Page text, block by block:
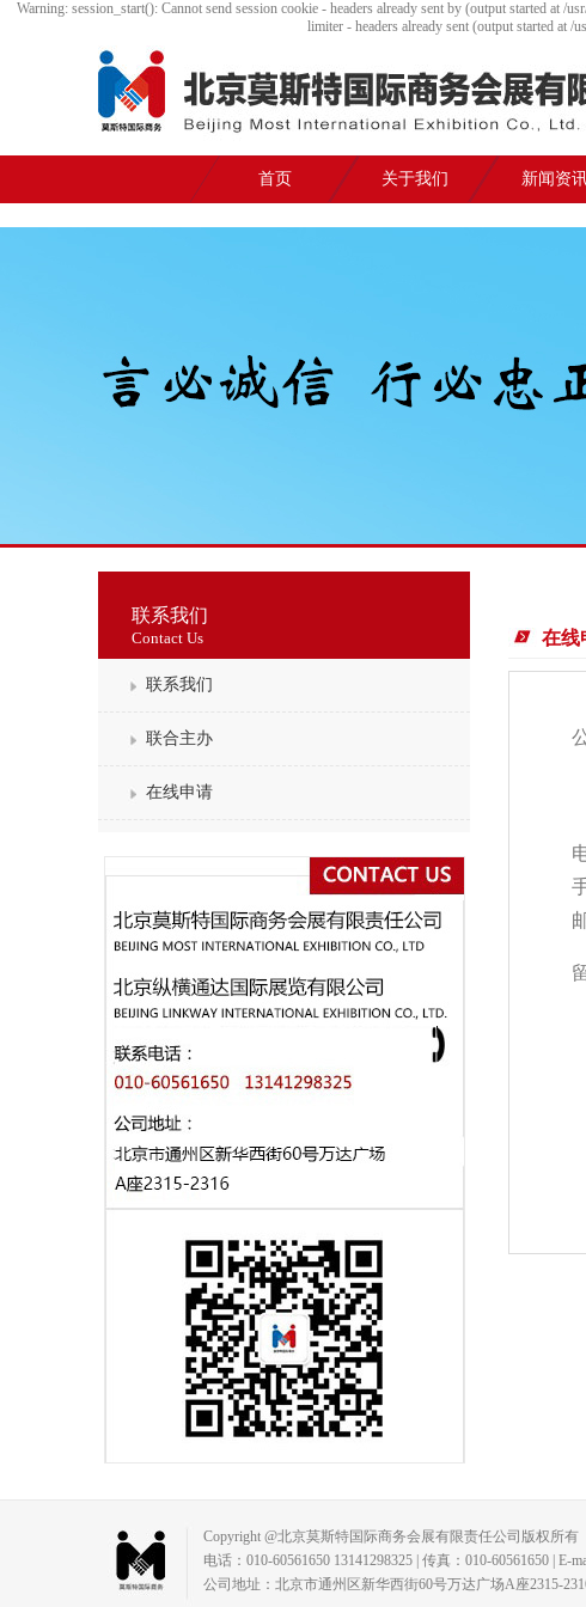
Warning: session_start(): Cannot send session cookie - headers already sent by (output started at
limiter - headers already sent (output started at
首页 关于我们 新闻资
联系我们
Contact Us
联系我们
联合主办
在线申请
在线
Copyright @北京莫斯特国际商务会展有限责任公司版权所有
电话：010-60561650 13141298325 | 传真：010-60561650 | E-
公司地址：北京市通州区新华西街60号万达广场A座2315-